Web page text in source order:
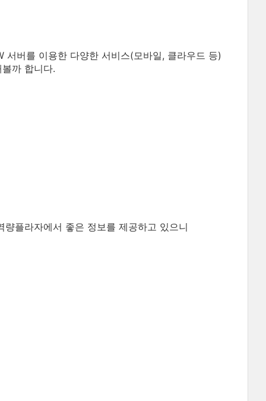
서버를 이용한 다양한 서비스(모바일, 클라우드 등)
까 합니다.
플라자에서 좋은 정보를 제공하고 있으니